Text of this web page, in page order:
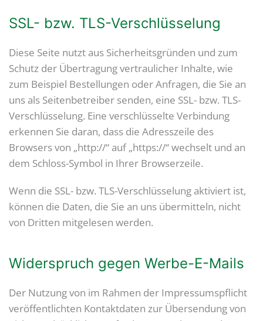
SSL- bzw. TLS-Verschlüsselung
Diese Seite nutzt aus Sicherheitsgründen und zum
Schutz der Übertragung vertraulicher Inhalte, wie
zum Beispiel Bestellungen oder Anfragen, die Sie an
uns als Seitenbetreiber senden, eine SSL- bzw. TLS-
Verschlüsselung. Eine verschlüsselte Verbindung
erkennen Sie daran, dass die Adresszeile des
Browsers von „http://“ auf „https://“ wechselt und an
dem Schloss-Symbol in Ihrer Browserzeile.
Wenn die SSL- bzw. TLS-Verschlüsselung aktiviert ist,
können die Daten, die Sie an uns übermitteln, nicht
von Dritten mitgelesen werden.
Widerspruch gegen Werbe-E-Mails
Der Nutzung von im Rahmen der Impressumspflicht
veröffentlichten Kontaktdaten zur Übersendung von